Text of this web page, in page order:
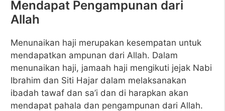
Mendapat Pengampunan dari
Allah
Menunaikan haji merupakan kesempatan untuk
mendapatkan ampunan dari Allah. Dalam
menunaikan haji, jamaah haji mengikuti jejak Nabi
Ibrahim dan Siti Hajar dalam melaksanakan
ibadah tawaf dan sa’i dan di harapkan akan
mendapat pahala dan pengampunan dari Allah.